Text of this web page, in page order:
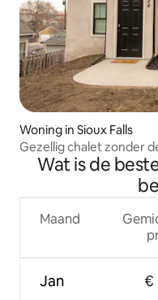
Woning in Sioux Falls
Gezellig chalet zonder
Wat is de
Maand
Jan €